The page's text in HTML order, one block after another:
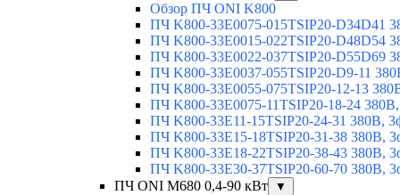
Обзор ПЧ ONI K800
ПЧ K800-33E0075-015TSIP20-D34D41
ПЧ K800-33E0015-022TSIP20-D48D54
ПЧ K800-33E0022-037TSIP20-D55D69
ПЧ K800-33E0037-055TSIP20-D9-11
ПЧ K800-33E0055-075TSIP20-12-13
ПЧ K800-33E0075-11TSIP20-18-24
ПЧ K800-33E11-15TSIP20-24-31 380В,
ПЧ K800-33E15-18TSIP20-31-38 380В,
ПЧ K800-33E18-22TSIP20-38-43 380В,
ПЧ K800-33E30-37TSIP20-60-70 380В,
ПЧ ONI M680 0,4-90 кВт
▼